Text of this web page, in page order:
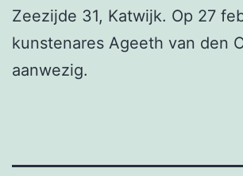
Zeezijde 31, Katwijk. Op 27
kunstenares Ageeth van den
aanwezig.